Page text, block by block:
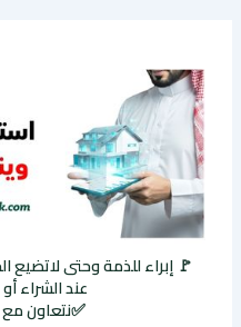
🚩 إبراء للذمة وحتى
عند الشراء
✅نتعاون